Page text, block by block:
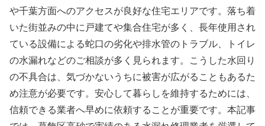
や千葉方面へのアクセスが良好な住宅エリアです。落ち着
いた街並みの中に戸建てや集合住宅が多く、長年使用され
ている設備による蛇口の劣化や排水管のトラブル、トイレ
の水漏れなどのご相談が多く見られます。こうした水回り
の不具合は、気づかないうちに被害が広がることもあるた
め注意が必要です。安心して暮らしを維持するためには、
信頼できる業者へ早めに依頼することが重要です。本記事